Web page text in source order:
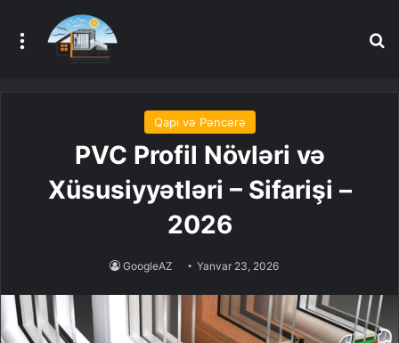
Menu
Qapı və Pəncərə
PVC Profil Növləri və
Xüsusiyyətləri – Sifarişi –
2026
GoogleAZ Yanvar 23, 2026